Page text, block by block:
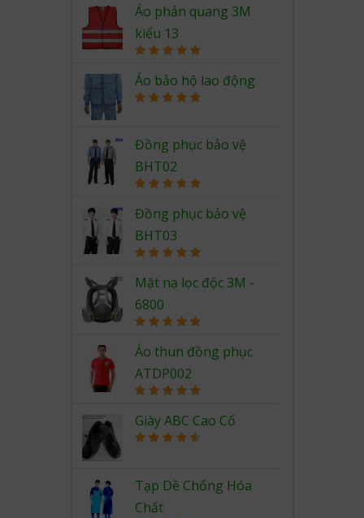
out of 5
Áo phản quang 3M
kiểu 13
out of 5
Áo bảo hộ lao động
Đồng phục bảo vệ
BHT02
out of 5
Đồng phục bảo vệ
BHT03
out of 5
Mặt nạ lọc độc 3M -
6800
out of 5
Áo thun đồng phục
ATDP002
out of 5
Giày ABC Cao Cổ
Tạp Dề Chống Hóa
Chất